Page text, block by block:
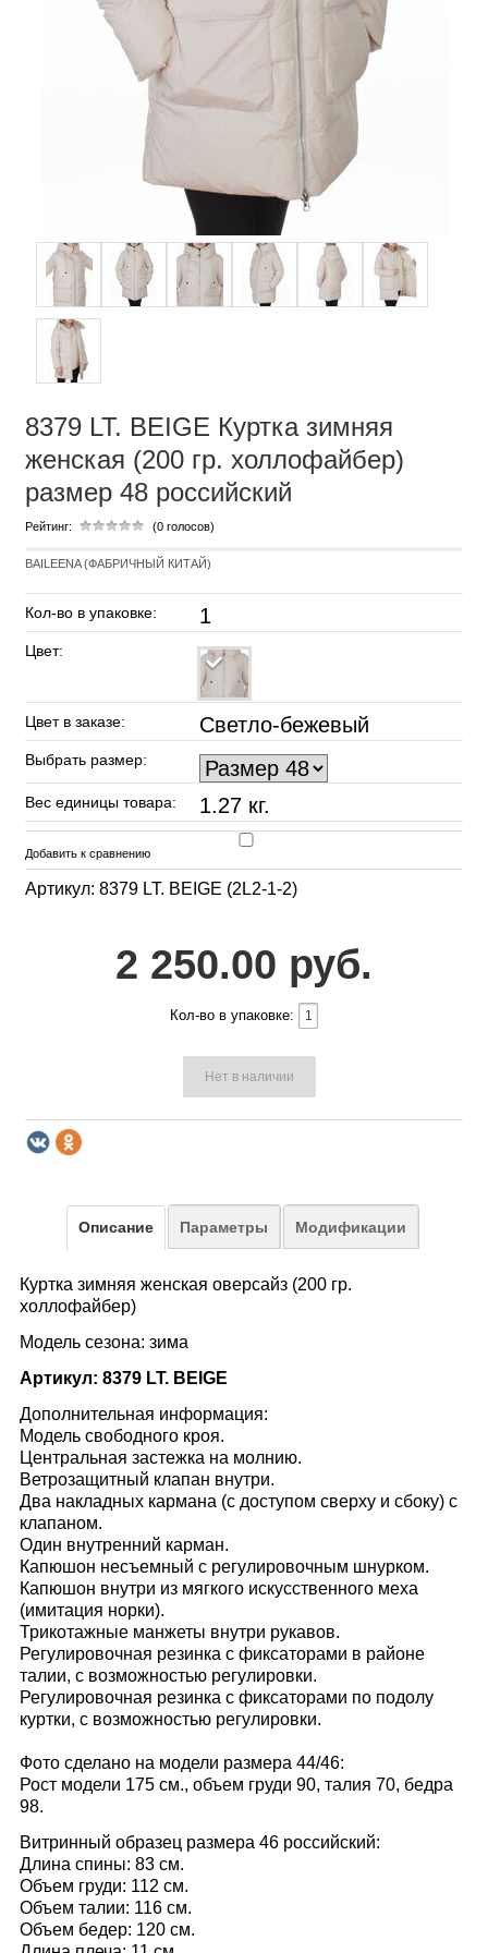
8379 LT. BEIGE Куртка зимняя
женская (200 гр. холлофайбер)
размер 48 российский
Рейтинг: (0 голосов)
BAILEENA (ФАБРИЧНЫЙ КИТАЙ)
Кол-во в упаковке: 1
Цвет:
Цвет в заказе: Светло-бежевый
Выбрать размер:
Вес единицы товара: 1.27 кг.
Добавить к сравнению
Артикул: 8379 LT. BEIGE (2L2-1-2)
2 250.00 руб.
Кол-во в упаковке:
Нет в наличии
Описание Параметры Модификации
Куртка зимняя женская оверсайз (200 гр.
холлофайбер)
Модель сезона: зима
Артикул: 8379 LT. BEIGE
Дополнительная информация:
Модель свободного кроя.
Центральная застежка на молнию.
Ветрозащитный клапан внутри.
Два накладных кармана (с доступом сверху и сбоку) с
клапаном.
Один внутренний карман.
Капюшон несъемный с регулировочным шнурком.
Капюшон внутри из мягкого искусственного меха
(имитация норки).
Трикотажные манжеты внутри рукавов.
Регулировочная резинка с фиксаторами в районе
талии, с возможностью регулировки.
Регулировочная резинка с фиксаторами по подолу
куртки, с возможностью регулировки.
Фото сделано на модели размера 44/46:
Рост модели 175 см., объем груди 90, талия 70, бедра
98.
Витринный образец размера 46 российский:
Длина спины: 83 см.
Объем груди: 112 см.
Объем талии: 116 см.
Объем бедер: 120 см.